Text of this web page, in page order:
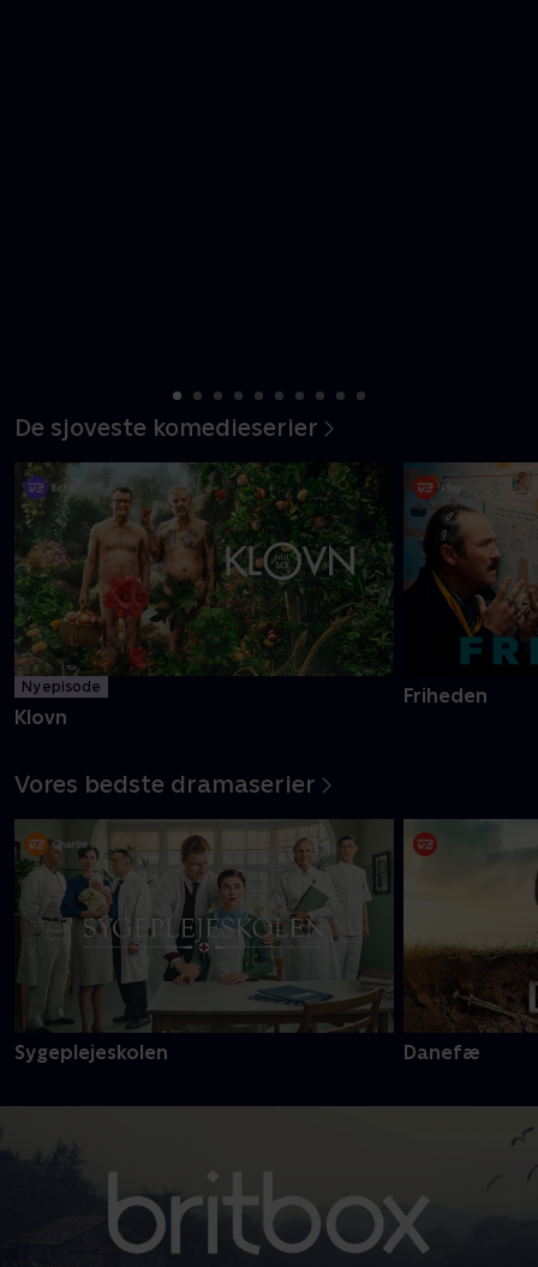
De sjoveste komedieserier
Ny episode
Klovn
Friheden
Vores bedste dramaserier
Sygeplejeskolen Danefæ